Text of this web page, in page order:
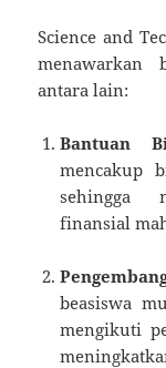
Science and
menawarkan
antara lain:
Bantuan
mencakup
sehingga
finansial
beasiswa
mengikuti